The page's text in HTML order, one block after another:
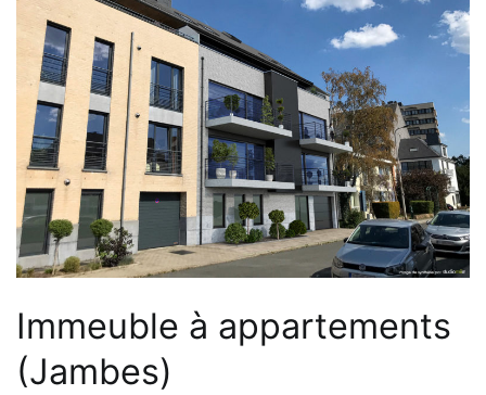
Immeuble à appartements
(Jambes)